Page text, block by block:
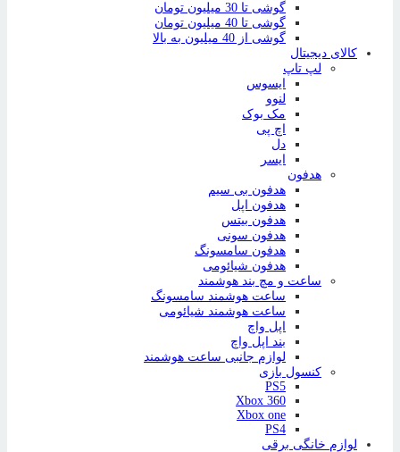
گوشی تا 30 میلیون تومان
گوشی تا 40 میلیون تومان
گوشی از 40 میلیون به بالا
کالای دیجیتال
لپ تاپ
ایسوس
لنوو
مک بوک
اچ پی
دل
ایسر
هدفون
هدفون بی سیم
هدفون اپل
هدفون بیتس
هدفون سونی
هدفون سامسونگ
هدفون شیائومی
ساعت و مچ بند هوشمند
ساعت هوشمند سامسونگ
ساعت هوشمند شیائومی
اپل واچ
بند اپل واچ
لوازم جانبی ساعت هوشمند
کنسول بازی
PS5
Xbox 360
Xbox one
PS4
لوازم خانگی برقی